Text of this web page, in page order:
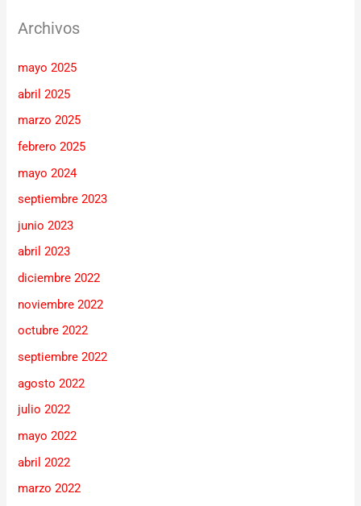
Archivos
mayo 2025
abril 2025
marzo 2025
febrero 2025
mayo 2024
septiembre 2023
junio 2023
abril 2023
diciembre 2022
noviembre 2022
octubre 2022
septiembre 2022
agosto 2022
julio 2022
mayo 2022
abril 2022
marzo 2022